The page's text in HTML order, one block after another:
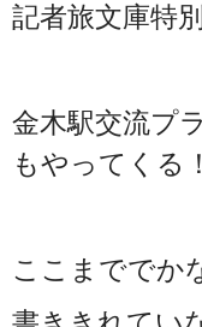
記者旅文庫特
金木駅交流プ
もやってくる！
ここまででか